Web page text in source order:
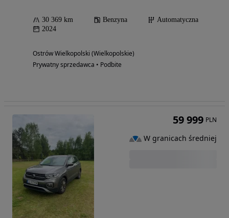
30 369 km Benzyna
Automatyczna
2024
Ostrów Wielkopolski (Wielkopolskie)
Prywatny sprzedawca • Podbite
59 999 PLN
W granicach średniej